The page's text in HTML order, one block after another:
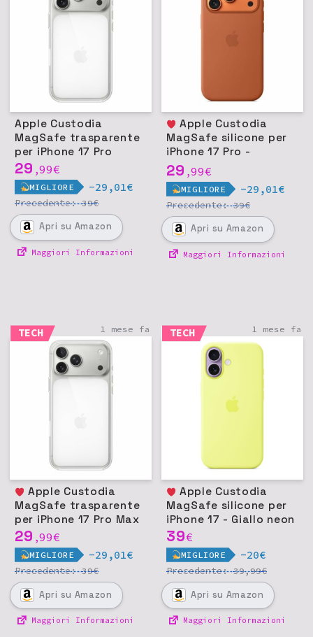
Apple Custodia
MagSafe trasparente
per iPhone 17 Pro
29 ,99€
MIGLIORE -29,01€
Precedente:39€
Apri su Amazon
Maggiori Informazioni
Apple Custodia
MagSafe silicone per
iPhone 17 Pro -
Terracotta
29 ,99€
MIGLIORE -29,01€
Precedente:39€
Apri su Amazon
Maggiori Informazioni
TECH 1 mese fa
Apple Custodia
MagSafe trasparente
per iPhone 17 Pro Max
29 ,99€
MIGLIORE -29,01€
Precedente:39€
Apri su Amazon
Maggiori Informazioni
TECH 1 mese fa
Apple Custodia
MagSafe silicone per
iPhone 17 - Giallo neon
39€
MIGLIORE -20€
Precedente:39,99€
Apri su Amazon
Maggiori Informazioni